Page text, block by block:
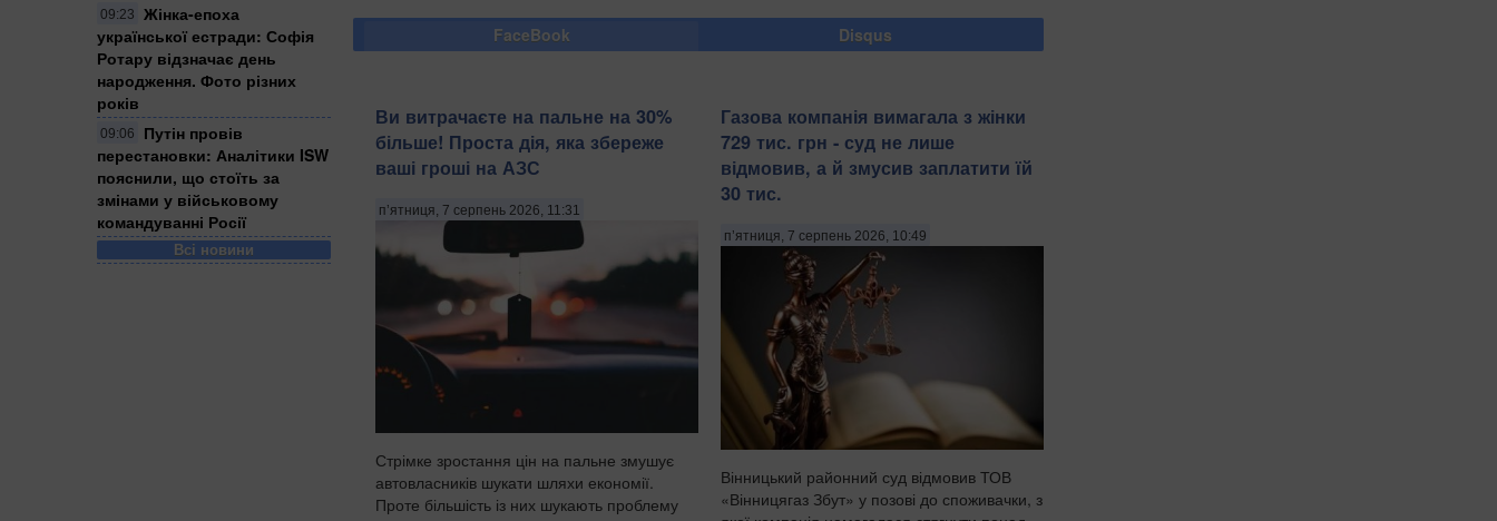
09:23
Жінка-епоха
української естради: Софія
Ротару відзначає день
народження. Фото різних
років
09:06
Путін провів
перестановки: Аналітики ISW
пояснили, що стоїть за
змінами у військовому
командуванні Росії
Всі новини
FaceBook Disqus
Ви витрачаєте на пальне на 30%
більше! Проста дія, яка збереже
ваші гроші на АЗС
п’ятниця, 7 серпень 2026, 11:31
Стрімке зростання цін на пальне змушує
автовласників шукати шляхи економії.
Проте більшість із них шукають проблему
Газова компанія вимагала з жінки
729 тис. грн - суд не лише
відмовив, а й змусив заплатити їй
30 тис.
п’ятниця, 7 серпень 2026, 10:49
Вінницький районний суд відмовив ТОВ
«Вінницягаз Збут» у позові до споживачки, з